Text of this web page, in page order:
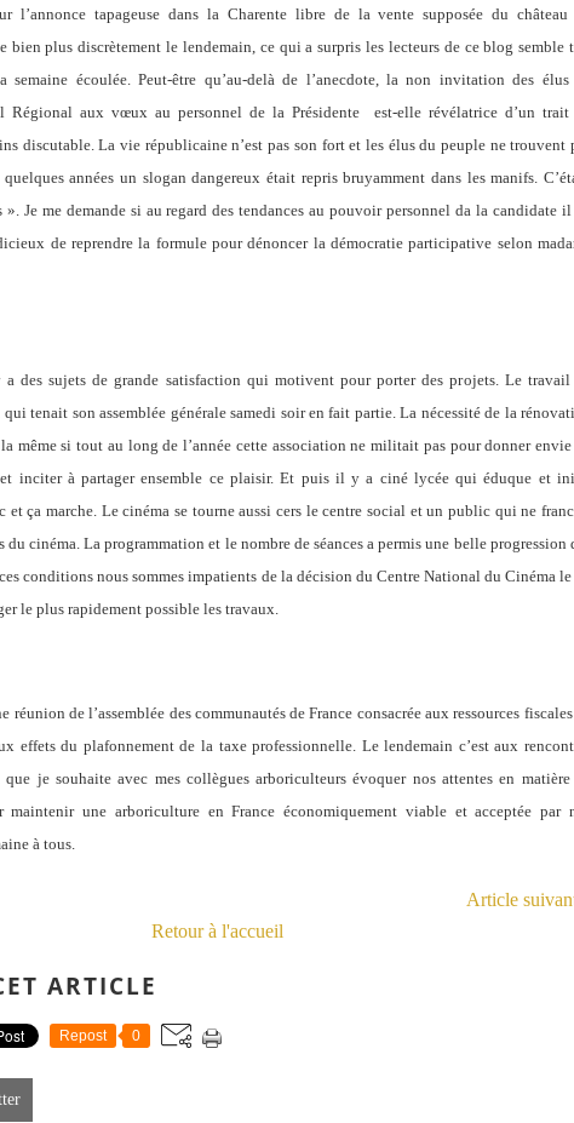
l’annonce tapageuse dans la Charente libre de la vente supposée du château
bien plus discrètement le lendemain, ce qui a surpris les lecteurs de ce blog semble
écoulée. Peut-être qu’au-delà de l’anecdote, la non invitation des élus
Régional aux vœux au personnel de la Présidente
est-elle révélatrice d’un trait
discutable. La vie républicaine n’est pas son fort et les élus du peuple ne trouvent
années un slogan dangereux était repris bruyamment dans les manifs.
Je me demande si au regard des tendances au pouvoir personnel da la candidate
de reprendre la formule pour dénoncer la démocratie participative selon
des sujets de grande satisfaction qui motivent pour porter des projets. Le travail
tenait son assemblée générale samedi soir en fait partie. La nécessité de la
même si tout au long de l’année cette association ne militait pas pour donner
inciter à partager ensemble ce plaisir. Et puis il y a ciné lycée qui éduque et
et ça marche. Le cinéma se tourne aussi cers le centre social et un public qui ne
du cinéma. La programmation et le nombre de séances a permis une belle progression
ces conditions nous sommes impatients de la décision du Centre National du Cinéma le
le plus rapidement possible les travaux.
réunion de l’assemblée des communautés de France consacrée aux ressources
effets du plafonnement de la taxe professionnelle. Le lendemain c’est aux
je souhaite avec mes collègues arboriculteurs évoquer nos attentes en matière
maintenir une arboriculture en France économiquement viable et acceptée par
à tous.
Article
Retour à l'accueil
ARTICLE
Repost 0